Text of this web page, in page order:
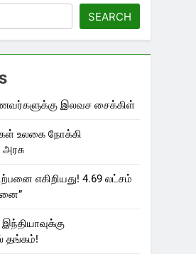
SEARCH
இலவச சைக்கிள்
உலகை நோக்கி
எகிறியது! 4.69 லட்சம்
தங்கம்!